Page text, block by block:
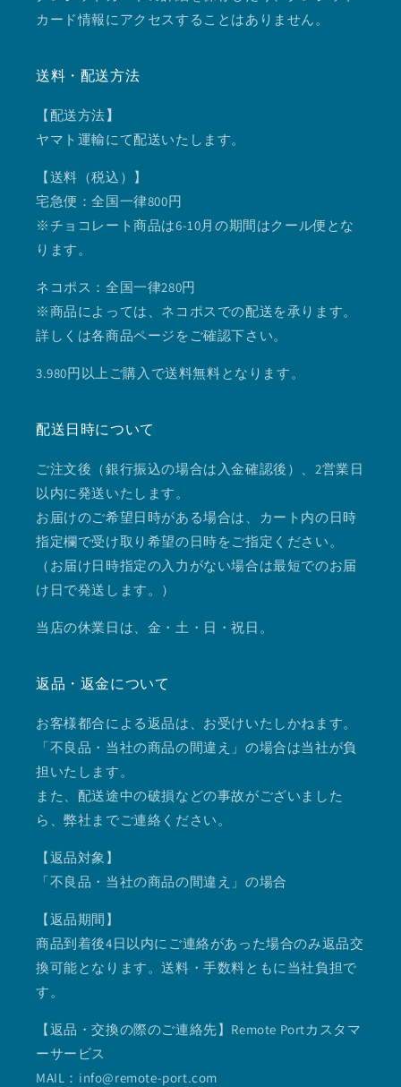
カード情報にアクセスすることはありません。
送料・配送方法
【配送方法】
ヤマト運輸にて配送いたします。
【送料（税込）】
宅急便：全国一律800円
※チョコレート商品は6-10月の期間はクール便とな
ります。
ネコポス：全国一律280円
※商品によっては、ネコポスでの配送を承ります。
詳しくは各商品ページをご確認下さい。
3.980円以上ご購入で送料無料となります。
配送日時について
ご注文後（銀行振込の場合は入金確認後）、2営業日
以内に発送いたします。
お届けのご希望日時がある場合は、カート内の日時
指定欄で受け取り希望の日時をご指定ください。
（お届け日時指定の入力がない場合は最短でのお届
け日で発送します。）
当店の休業日は、金・土・日・祝日。
返品・返金について
お客様都合による返品は、お受けいたしかねます。
「不良品・当社の商品の間違え」の場合は当社が負
担いたします。
また、配送途中の破損などの事故がございました
ら、弊社までご連絡ください。
【返品対象】
「不良品・当社の商品の間違え」の場合
【返品期間】
商品到着後4日以内にご連絡があった場合のみ返品交
換可能となります。送料・手数料ともに当社負担で
す。
【返品・交換の際のご連絡先】Remote Portカスタマ
ーサービス
MAIL：info@remote-port.com